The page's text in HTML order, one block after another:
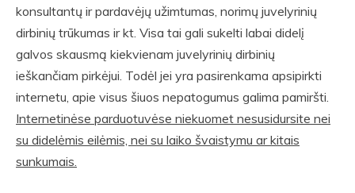
konsultantų ir pardavėjų užimtumas, norimų juvelyrinių
dirbinių trūkumas ir kt. Visa tai gali sukelti labai didelį
galvos skausmą kiekvienam juvelyrinių dirbinių
ieškančiam pirkėjui. Todėl jei yra pasirenkama apsipirkti
internetu, apie visus šiuos nepatogumus galima pamiršti.
Internetinėse parduotuvėse niekuomet nesusidursite nei
su didelėmis eilėmis, nei su laiko švaistymu ar kitais
sunkumais.